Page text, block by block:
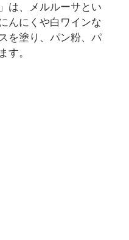
は、メルルーサとい
んにくや白ワインな
を塗り、パン粉、パ
す。